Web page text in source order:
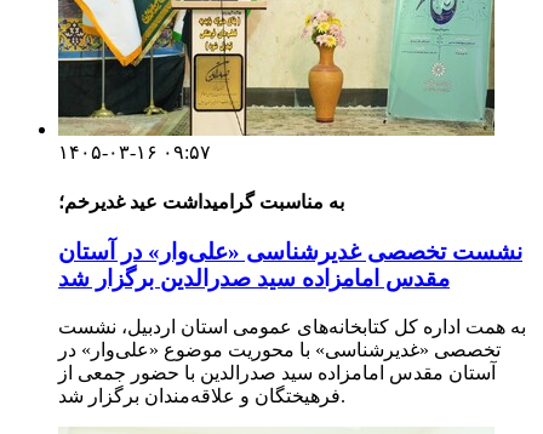
۱۴۰۵-۰۳-۱۶ ۰۹:۵۷
به مناسبت گرامیداشت عید غدیرخم؛
نشست تخصصی غدیرشناسی «علی‌وار» در آستان
مقدس امامزاده سید صدرالدین برگزار شد
به همت اداره کل کتابخانه‌های عمومی استان اردبیل، نشست
تخصصی «غدیرشناسی» با محوریت موضوع «علی‌وار» در
آستان مقدس امامزاده سید صدرالدین با حضور جمعی از
فرهیختگان و علاقه‌مندان برگزار شد.